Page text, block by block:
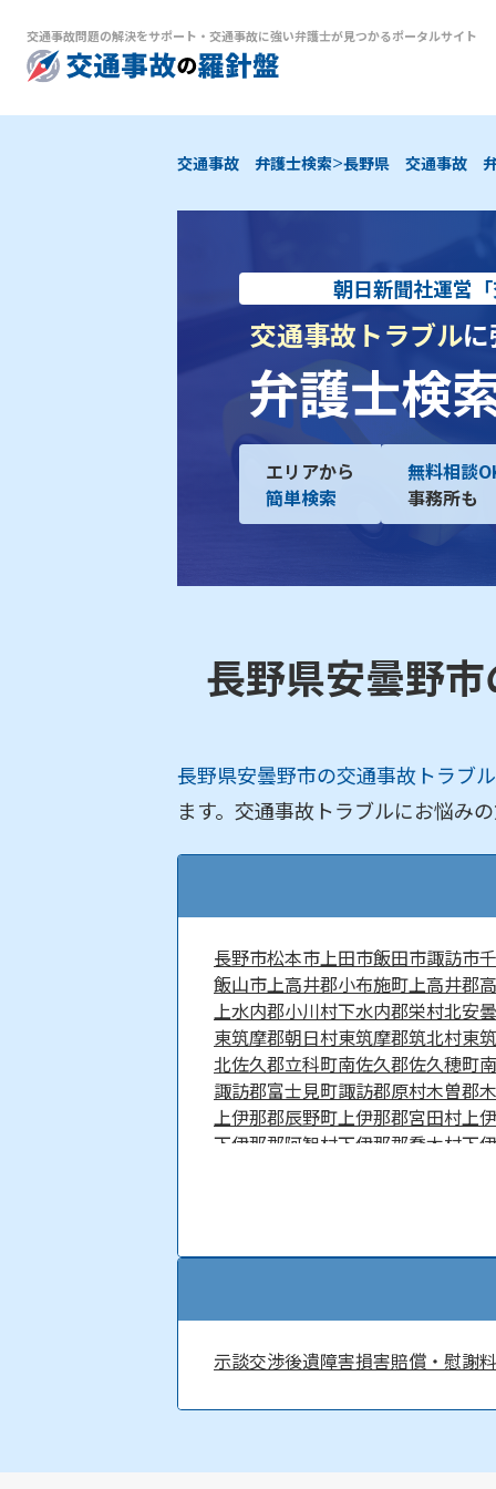
交通事故問題の解決をサポート ・ 交通事故に強い弁護士が見つかるポータルサイト
交通事故 弁護士検索>長野県 交通事故
朝日新聞社運営
交通事故トラブル
弁護士検
エリアから
簡単検索
無料相談
事務所も
長野県安曇野
長野県安曇野市の交通事故トラブ
ます。交通事故トラブルにお悩み
長野市松本市上田市飯田市諏訪市
飯山市上高井郡小布施町上高井郡
上水内郡小川村下水内郡栄村北安
東筑摩郡朝日村東筑摩郡筑北村東
北佐久郡立科町南佐久郡佐久穂町
諏訪郡富士見町諏訪郡原村木曽郡
上伊那郡辰野町上伊那郡宮田村上
下伊那郡阿智村下伊那郡喬木村下
示談交渉後遺障害損害賠償・慰謝料